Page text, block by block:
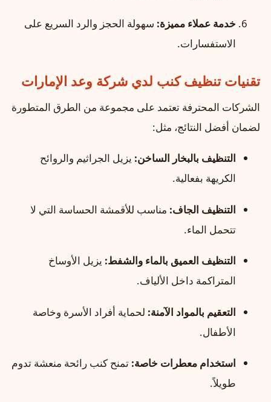
خدمة عملاء مميزة: سهولة الحجز والرد السريع على
الاستفسارات.
تقنيات تنظيف كنب لدي شركة وعد الإمارات
الشركات المحترفة تعتمد على مجموعة من الطرق المتطورة
لضمان أفضل النتائج، مثل:
التنظيف بالبخار الساخن: يزيل الجراثيم والروائح
الكريهة بفعالية.
التنظيف الجاف: مناسب للأقمشة الحساسة التي لا
تتحمل الماء.
التنظيف العميق بالماء والشفط: يزيل الأوساخ
المتراكمة داخل الألياف.
التعقيم بالمواد الآمنة: لحماية أفراد الأسرة وخاصة
الأطفال.
استخدام معطرات خاصة: تمنح كنب رائحة منعشة تدوم
طويلاً.